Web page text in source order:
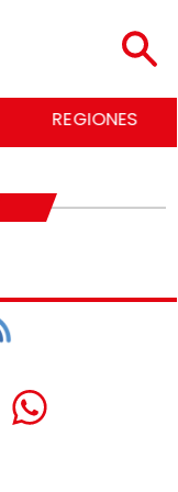
REGIONES